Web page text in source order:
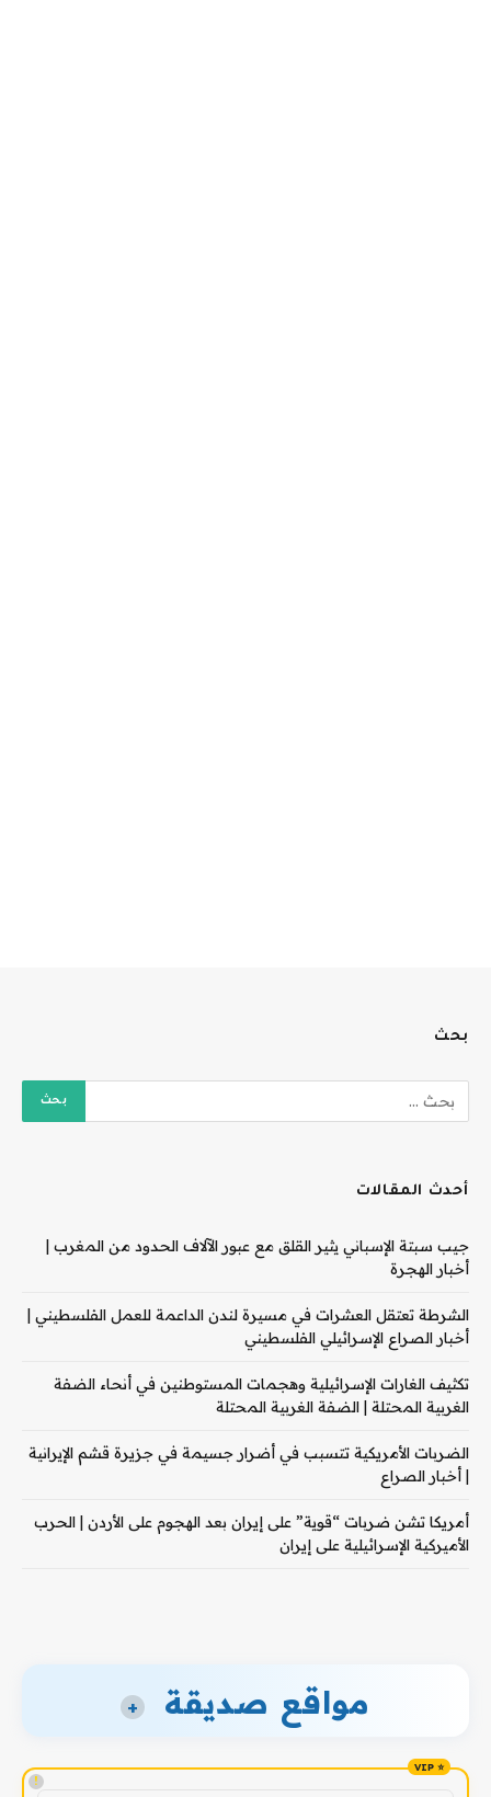
بحث
أحدث المقالات
جيب سبتة الإسباني يثير القلق مع عبور الآلاف الحدود من المغرب |
أخبار الهجرة
الشرطة تعتقل العشرات في مسيرة لندن الداعمة للعمل الفلسطيني |
أخبار الصراع الإسرائيلي الفلسطيني
تكثيف الغارات الإسرائيلية وهجمات المستوطنين في أنحاء الضفة
الغربية المحتلة | الضفة الغربية المحتلة
الضربات الأمريكية تتسبب في أضرار جسيمة في جزيرة قشم الإيرانية
| أخبار الصراع
أمريكا تشن ضربات “قوية” على إيران بعد الهجوم على الأردن | الحرب
الأميركية الإسرائيلية على إيران
مواقع صديقة +
!